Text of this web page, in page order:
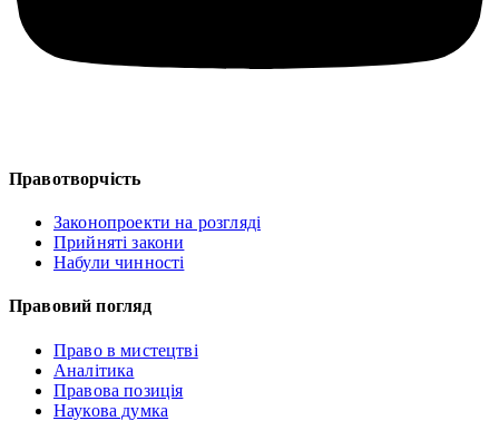
Правотворчість
Законопроекти на розгляді
Прийняті закони
Набули чинності
Правовий погляд
Право в мистецтві
Аналітика
Правова позиція
Наукова думка